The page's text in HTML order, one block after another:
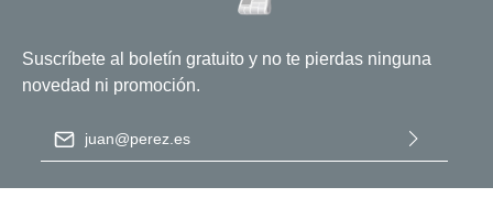
Suscríbete al boletín gratuito y no te pierdas ninguna
novedad ni promoción.
Dirección de correo electrónico